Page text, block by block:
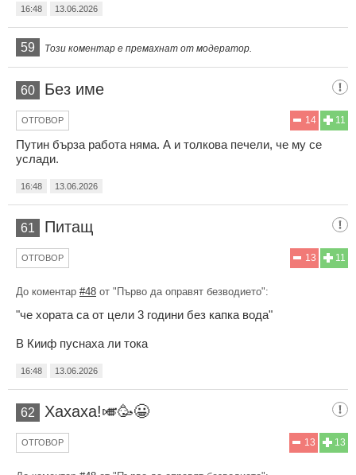
16:48 13.06.2026
59 Този коментар е премахнат от модератор.
60 Без име
11
14
ОТГОВОР
Путин бърза работа няма. А и толкова печели, че му се
услади.
16:48 13.06.2026
61 Питащ
11
13
ОТГОВОР
До коментар #48 от "Първо да оправят безводието":
"че хората са от цели 3 години без капка вода"
В Кииф пуснаха ли тока
16:48 13.06.2026
62 Хахаха!🎺🥳😀
13
13
ОТГОВОР